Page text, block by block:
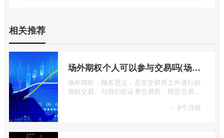
相关推荐
场外期权个人可以参与交易吗(场外个股期权怎样交易)
场外期权，顾名思义，是在交易所之外进行的
期权交易。与我们在证券交易所、期货交易所
· 8个月前